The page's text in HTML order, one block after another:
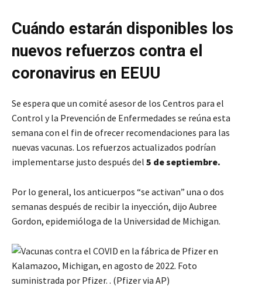
Cuándo estarán disponibles los
nuevos refuerzos contra el
coronavirus en EEUU
Se espera que un comité asesor de los Centros para el
Control y la Prevención de Enfermedades se reúna esta
semana con el fin de ofrecer recomendaciones para las
nuevas vacunas. Los refuerzos actualizados podrían
implementarse justo después del 5 de septiembre.
Por lo general, los anticuerpos “se activan” una o dos
semanas después de recibir la inyección, dijo Aubree
Gordon, epidemióloga de la Universidad de Michigan.